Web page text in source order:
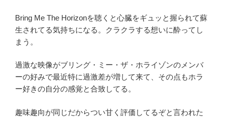
Bring Me The Horizonを聴くと心臓をギュッと握られて蘇
生されてる気持ちになる。クラクラする想いに酔ってし
まう。
過激な映像がブリング・ミー・ザ・ホライゾンのメンバ
ーの好みで最近特に過激差が増して来て、その点もホラ
ー好きの自分の感覚と合致してる。
趣味趣向が同じだからつい甘く評価してるぞと言われた